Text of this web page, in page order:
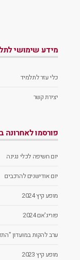
מידע שימושי
כלי עזר לתלמיד
יצירת קשר
פורסמו לאחרונה
יום חשיפה לכלי נגינה
יום אודישנים להרכבים
מופע קיץ 2024
פוריג'אם 2024
ערב להקות במועדון
מופע קיץ 2023